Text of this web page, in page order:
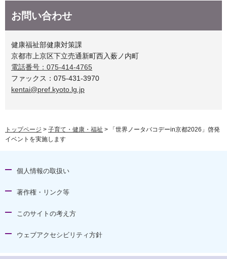
お問い合わせ
健康福祉部健康対策課
京都市上京区下立売通新町西入薮ノ内町
電話番号：075-414-4765
ファックス：075-431-3970
kentai@pref.kyoto.lg.jp
トップページ > 子育て・健康・福祉 > 「世界ノータバコデーin京都2026」啓発
イベントを実施します
個人情報の取扱い
著作権・リンク等
このサイトの考え方
ウェブアクセシビリティ方針